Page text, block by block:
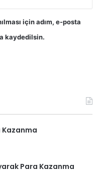
için adım, e-posta
kaydedilsin.
Kazanma
Para Kazanma